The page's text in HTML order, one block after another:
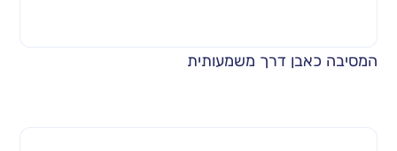
המסיבה כאבן דרך משמעותית